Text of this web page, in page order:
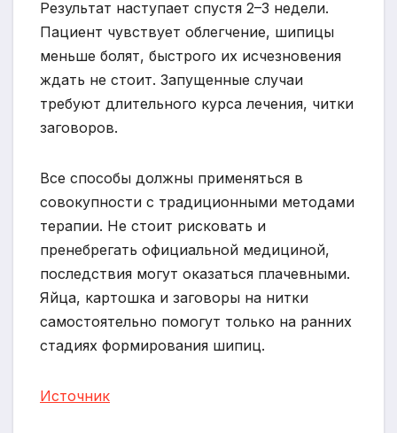
Результат наступает спустя 2–3 недели.
Пациент чувствует облегчение, шипицы
меньше болят, быстрого их исчезновения
ждать не стоит. Запущенные случаи
требуют длительного курса лечения, читки
заговоров.
Все способы должны применяться в
совокупности с традиционными методами
терапии. Не стоит рисковать и
пренебрегать официальной медициной,
последствия могут оказаться плачевными.
Яйца, картошка и заговоры на нитки
самостоятельно помогут только на ранних
стадиях формирования шипиц.
Источник